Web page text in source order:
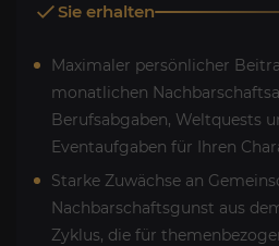
Sie erhalten
Maximaler persönlicher
monatlichen
Berufsabgaben, Weltquests
Eventaufgaben für Ihren
Starke Zuwächse an
Nachbarschaftsgunst aus
Zyklus, die für